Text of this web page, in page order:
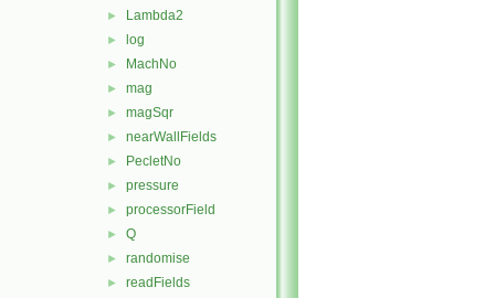
► Lambda2
► log
► MachNo
► mag
► magSqr
► nearWallFields
► PecletNo
► pressure
► processorField
► Q
► randomise
► readFields